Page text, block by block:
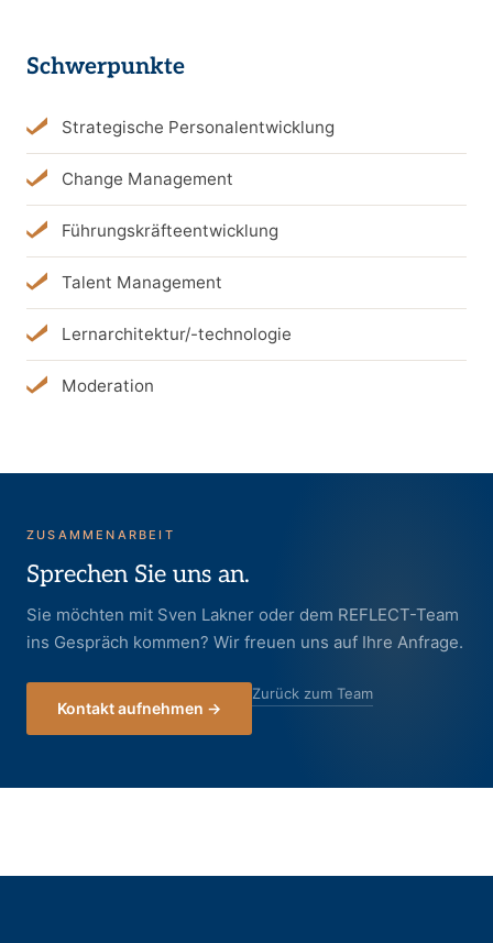
Schwerpunkte
Strategische Personalentwicklung
Change Management
Führungskräfteentwicklung
Talent Management
Lernarchitektur/-technologie
Moderation
ZUSAMMENARBEIT
Sprechen Sie uns an.
Sie möchten mit Sven Lakner oder dem REFLECT-Team
ins Gespräch kommen? Wir freuen uns auf Ihre Anfrage.
Kontakt aufnehmen →
Zurück zum Team